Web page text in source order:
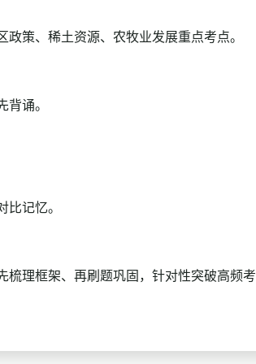
策、稀土资源、农牧业发展重点考点。
诵。
记忆。
理框架、再刷题巩固，针对性突破高频考